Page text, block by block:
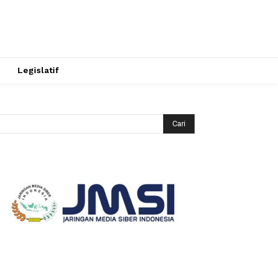
Legislatif